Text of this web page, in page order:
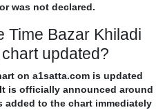
was not declared.
Time Bazar Khiladi
updated?
on a1satta.com is updated
is officially announced around
added to the chart immediately